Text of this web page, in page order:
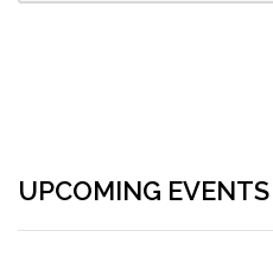
UPCOMING EVENTS